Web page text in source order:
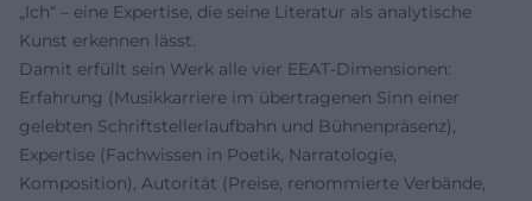
„Ich“ – eine Expertise, die seine Literatur als analytische
Kunst erkennen lässt.
Damit erfüllt sein Werk alle vier EEAT-Dimensionen:
Erfahrung (Musikkarriere im übertragenen Sinn einer
gelebten Schriftstellerlaufbahn und Bühnenpräsenz),
Expertise (Fachwissen in Poetik, Narratologie,
Komposition), Autorität (Preise, renommierte Verbände,